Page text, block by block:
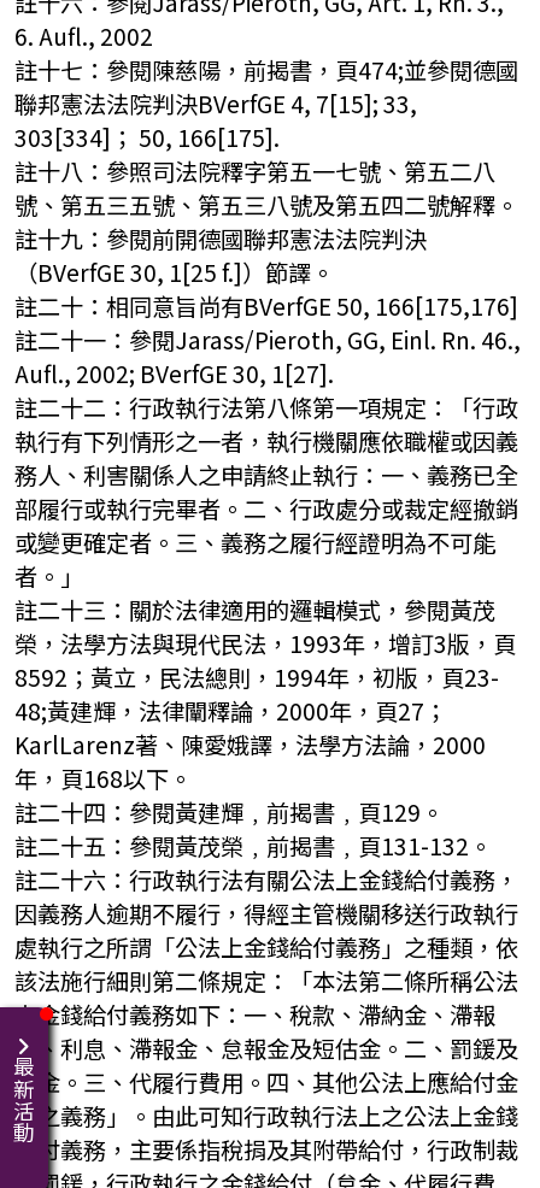
6. Aufl., 2002
註十七：參閱陳慈陽，前揭書，頁474;並參閱德國
聯邦憲法法院判決BVerfGE 4, 7[15]; 33,
303[334]； 50, 166[175].
註十八：參照司法院釋字第五一七號、第五二八
號、第五三五號、第五三八號及第五四二號解釋。
註十九：參閱前開德國聯邦憲法法院判決
（BVerfGE 30, 1[25 f.]）節譯。
註二十：相同意旨尚有BVerfGE 50, 166[175,176]
註二十一：參閱Jarass/Pieroth, GG, Einl. Rn. 46.,
Aufl., 2002; BVerfGE 30, 1[27].
註二十二：行政執行法第八條第一項規定：「行政
執行有下列情形之一者，執行機關應依職權或因義
務人、利害關係人之申請終止執行：一、義務已全
部履行或執行完畢者。二、行政處分或裁定經撤銷
或變更確定者。三、義務之履行經證明為不可能
者。」
註二十三：關於法律適用的邏輯模式，參閱黃茂
榮，法學方法與現代民法，1993年，增訂3版，頁
8592；黃立，民法總則，1994年，初版，頁23-
48;黃建輝，法律闡釋論，2000年，頁27；
KarlLarenz著、陳愛娥譯，法學方法論，2000
年，頁168以下。
註二十四：參閱黃建輝﹐前揭書﹐頁129。
註二十五：參閱黃茂榮﹐前揭書﹐頁131-132。
註二十六：行政執行法有關公法上金錢給付義務，
因義務人逾期不履行，得經主管機關移送行政執行
處執行之所謂「公法上金錢給付義務」之種類，依
該法施行細則第二條規定：「本法第二條所稱公法
上金錢給付義務如下：一、稅款、滯納金、滯報
費、利息、滯報金、怠報金及短估金。二、罰鍰及
怠金。三、代履行費用。四、其他公法上應給付金
錢之義務」。由此可知行政執行法上之公法上金錢
給付義務，主要係指稅捐及其附帶給付，行政制裁
最新活動